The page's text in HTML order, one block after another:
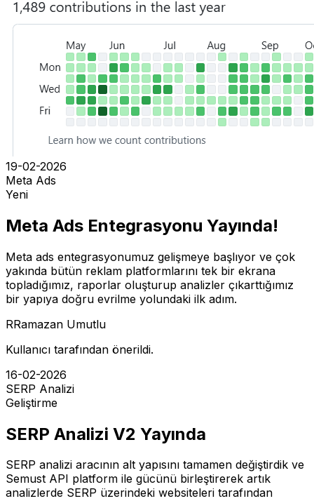
19-02-2026
Meta Ads
Yeni
Meta Ads Entegrasyonu Yayında!
Meta ads entegrasyonumuz gelişmeye başlıyor ve çok
yakında bütün reklam platformlarını tek bir ekrana
topladığımız, raporlar oluşturup analizler çıkarttığımız
bir yapıya doğru evrilme yolundaki ilk adım.
RRamazan Umutlu
Kullanıcı tarafından önerildi.
16-02-2026
SERP Analizi
Geliştirme
SERP Analizi V2 Yayında
SERP analizi aracının alt yapısını tamamen değiştirdik ve
Semust API platform ile gücünü birleştirerek artık
analizlerde SERP üzerindeki websiteleri tarafından